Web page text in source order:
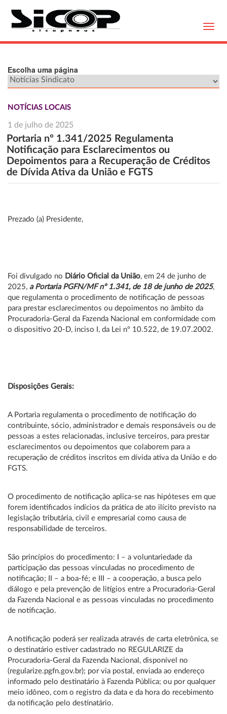
Escolha uma página
NOTÍCIAS LOCAIS
1 de julho de 2025
Portaria nº 1.341/2025 Regulamenta
Notificação para Esclarecimentos ou
Depoimentos para a Recuperação de Créditos
de Dívida Ativa da União e FGTS
Prezado (a) Presidente,
Foi divulgado no Diário Oficial da União, em 24 de junho de
2025, a Portaria PGFN/MF nº 1.341, de 18 de junho de 2025,
que regulamenta o procedimento de notificação de pessoas
para prestar esclarecimentos ou depoimentos no âmbito da
Procuradoria-Geral da Fazenda Nacional em conformidade com
o dispositivo 20-D, inciso I, da Lei nº 10.522, de 19.07.2002.
Disposições Gerais:
A Portaria regulamenta o procedimento de notificação do
contribuinte, sócio, administrador e demais responsáveis ou de
pessoas a estes relacionadas, inclusive terceiros, para prestar
esclarecimentos ou depoimentos que colaborem para a
recuperação de créditos inscritos em dívida ativa da União e do
FGTS.
O procedimento de notificação aplica-se nas hipóteses em que
forem identificados indícios da prática de ato ilícito previsto na
legislação tributária, civil e empresarial como causa de
responsabilidade de terceiros.
São princípios do procedimento: I – a voluntariedade da
participação das pessoas vinculadas no procedimento de
notificação; II – a boa-fé; e III – a cooperação, a busca pelo
diálogo e pela prevenção de litígios entre a Procuradoria-Geral
da Fazenda Nacional e as pessoas vinculadas no procedimento
de notificação.
A notificação poderá ser realizada através de carta eletrônica, se
o destinatário estiver cadastrado no REGULARIZE da
Procuradoria-Geral da Fazenda Nacional, disponível no
(regularize.pgfn.gov.br); por via postal, enviada ao endereço
informado pelo destinatário à Fazenda Pública; ou por qualquer
meio idôneo, com o registro da data e da hora do recebimento
da notificação pelo destinatário.